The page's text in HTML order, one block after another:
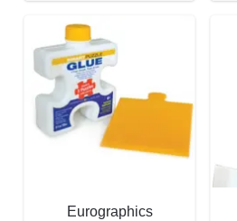
Eurographics